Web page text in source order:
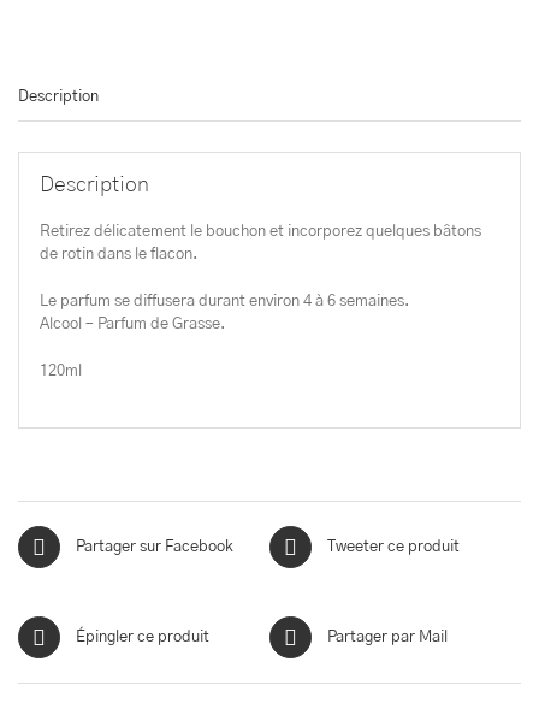
Description
Description
Retirez délicatement le bouchon et incorporez quelques bâtons
de rotin dans le flacon.
Le parfum se diffusera durant environ 4 à 6 semaines.
Alcool – Parfum de Grasse.
120ml
Partager sur Facebook Tweeter ce produit
Épingler ce produit Partager par Mail